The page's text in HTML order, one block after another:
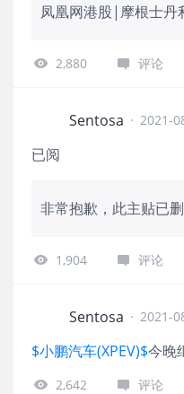
凤凰网港股|摩根士丹
后，他认为股票的下
2,880 评论
Sentosa · 2021-
已阅
非常抱歉，此主贴已
1,904 评论
Sentosa · 2021-
$小鹏汽车(XPEV)$今晚
2,642 评论